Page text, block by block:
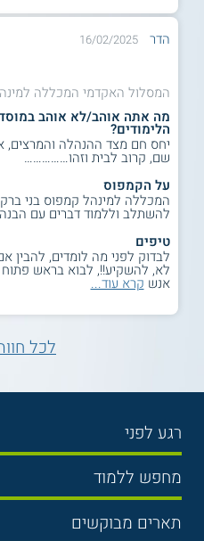
הדר 16/02/2025
המסלול האקדמי המכללה
מה אתה אוהב/לא אוהב
הלימודים?
יחס חם מצד ההנהלה והמרצים,
שם, קרוב לבית וזהו……………
על הקמפוס
המכללה למינהל קמפוס בני ברק
להשתלב וללמוד דברים עם
טיפים
לבדוק לפני מה לומדים, להבין
לא, להשקיע!!, לבוא בראש פתוח
אנש קרא עוד...
לכל
רגע לפני
בחירת לימודים
תנאי קבלה
שכר לימוד
מחפש ללמוד
תואר ראשון
תארים מבוקשים